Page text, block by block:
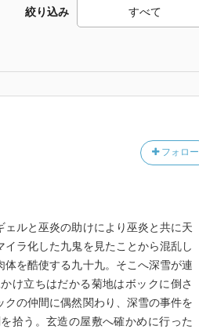
絞り込み
フォロー
ルと巫炎の助けにより巫炎と共に天
ラ化した九鬼を見たことから混乱し
を酷使する九十九。そこへ深雪が連
け立ちはだかる菊地はボックに倒さ
の仲間に偶然関わり、深雪の事件を
拾う。玄造の屋敷へ確かめに行った